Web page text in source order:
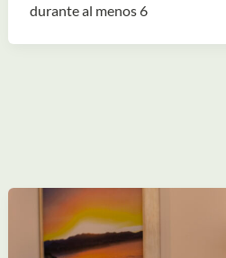
durante al menos 6